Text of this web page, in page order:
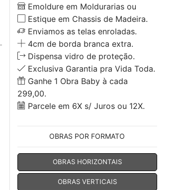
Emoldure em Moldurarias ou
Estique em Chassis de Madeira.
Enviamos as telas enroladas.
4cm de borda branca extra.
Dispensa vidro de proteção.
Exclusiva Garantia pra Vida Toda.
Ganhe 1 Obra Baby à cada
299,00.
Parcele em 6X s/ Juros ou 12X.
OBRAS POR FORMATO
OBRAS HORIZONTAIS
OBRAS VERTICAIS